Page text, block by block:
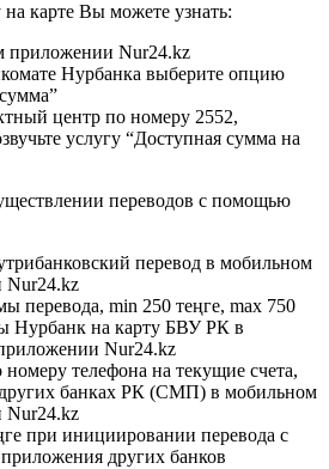
карте Вы можете узнать:
приложении Nur24.kz
Нурбанка выберите опцию
центр по номеру 2552,
услугу “Доступная сумма на
переводов с помощью
перевод в мобильном
Nur24.kz
перевода, min 250 теңге, max 750
Нурбанк на карту БВУ РК в
Nur24.kz
номеру телефона на текущие счета,
банках РК (СМП) в мобильном
Nur24.kz
при инициировании перевода с
других банков